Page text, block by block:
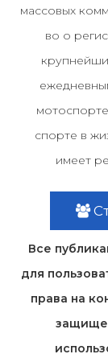
массовых
во о
спорте в
имеет
Все
для
права на